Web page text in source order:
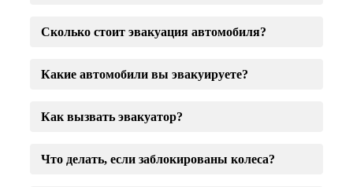
Сколько стоит эвакуация автомобиля?
Какие автомобили вы эвакуируете?
Как вызвать эвакуатор?
Что делать, если заблокированы колеса?